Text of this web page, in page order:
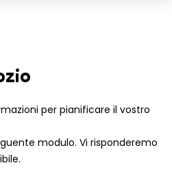
per pianificare il vostro
modulo. Vi risponderemo